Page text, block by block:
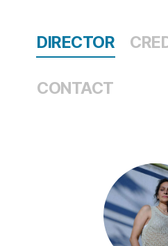
DIRECTOR
CONTACT